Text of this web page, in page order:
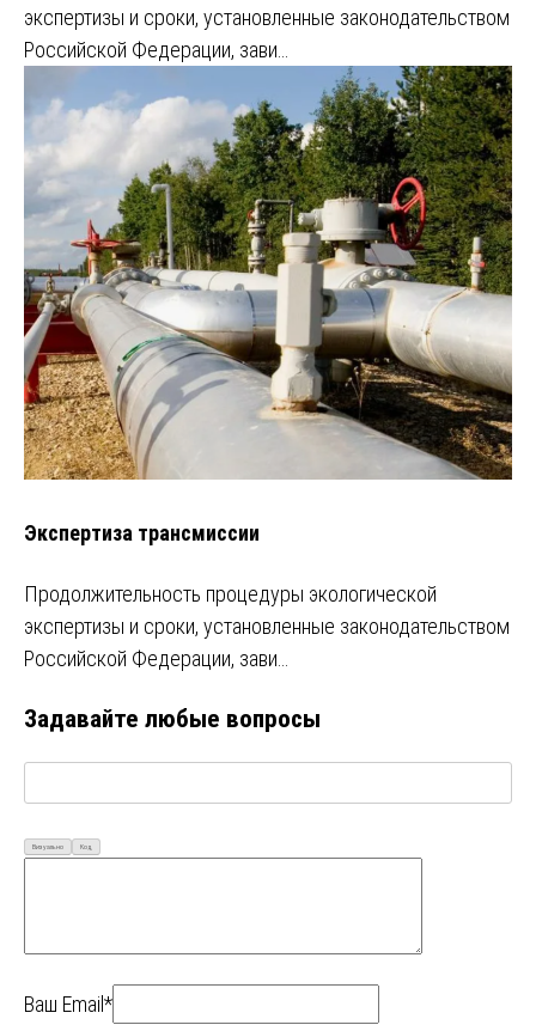
экспертизы и сроки, установленные законодательством
Российской Федерации, зави…
Экспертиза трансмиссии
Продолжительность процедуры экологической
экспертизы и сроки, установленные законодательством
Российской Федерации, зави…
Задавайте любые вопросы
Визуально Код
Ваш Email*